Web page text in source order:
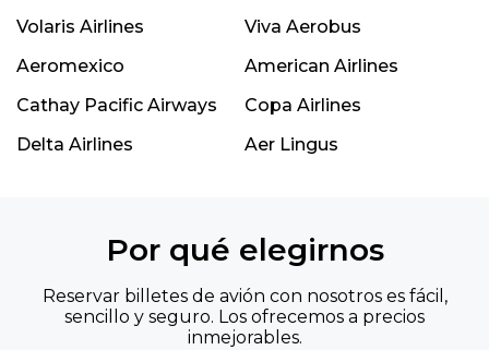
Volaris Airlines
Viva Aerobus
Aeromexico
American Airlines
Cathay Pacific Airways
Copa Airlines
Delta Airlines
Aer Lingus
Por qué elegirnos
Reservar billetes de avión con nosotros es fácil,
sencillo y seguro. Los ofrecemos a precios
inmejorables.